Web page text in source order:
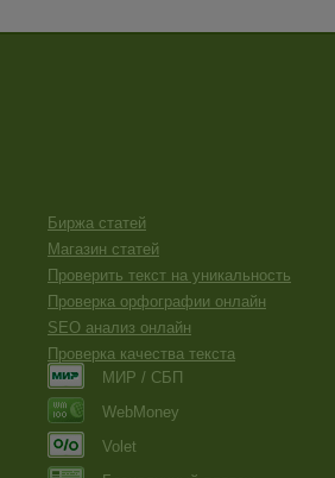
Биржа статей
Магазин статей
Проверить текст на уникальность
Проверка орфографии онлайн
SEO анализ онлайн
Проверка качества текста
МИР / СБП
WebMoney
Volet